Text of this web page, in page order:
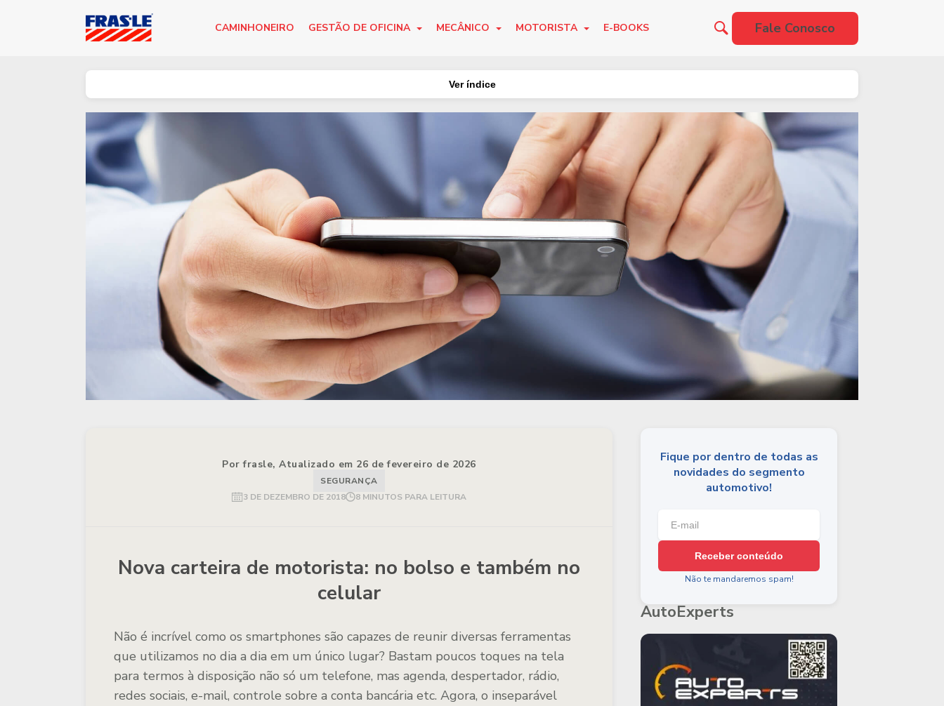
CAMINHONEIRO GESTÃO DE OFICINA MECÂNICO MOTORISTA E-BOOKS Fale Conosco
Ver índice
Por frasle, Atualizado em 26 de fevereiro de 2026
SEGURANÇA
3 DE DEZEMBRO DE 2018
8 MINUTOS PARA LEITURA
Nova carteira de motorista: no bolso e também no
celular
Não é incrível como os smartphones são capazes de reunir diversas ferramentas
que utilizamos no dia a dia em um único lugar? Bastam poucos toques na tela
para termos à disposição não só um telefone, mas agenda, despertador, rádio,
redes sociais, e-mail, controle sobre a conta bancária etc. Agora, o inseparável
Fique por dentro de todas as
novidades do segmento
automotivo!
Receber conteúdo
Não te mandaremos spam!
AutoExperts